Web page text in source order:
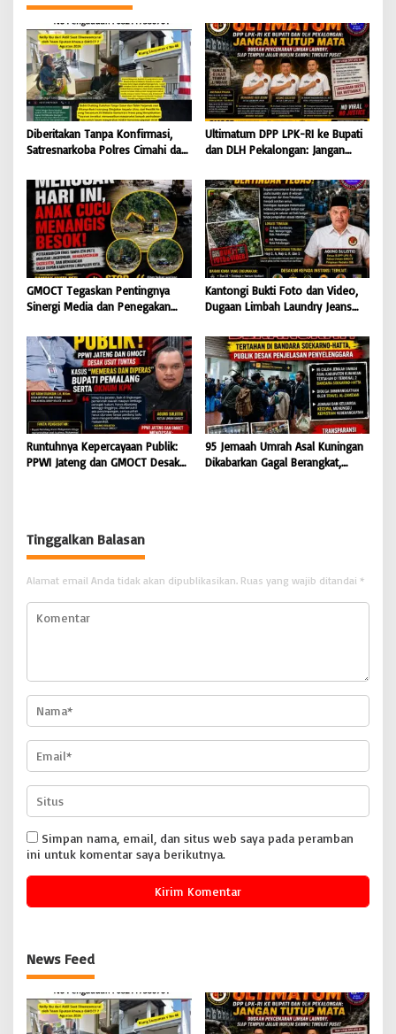
Diberitakan Tanpa Konfirmasi,
Satresnarkoba Polres Cimahi dan
Sepihak
Ultimatum DPP LPK-RI ke Bupati
dan DLH Pekalongan: Jangan
Limbah Laundry, Siap Tempuh
Jalur Hukum Sampai Tingkat
Pusat
GMOCT Tegaskan Pentingnya
Sinergi Media dan Penegakan
Kabupaten Limapuluh Kota
Kantongi Bukti Foto dan Video,
Dugaan Limbah Laundry Jeans
RI dan GMOCT Desak KLH, Polri
Hingga Kejaksaan Bertindak
Tegas
Runtuhnya Kepercayaan Publik:
PPWI Jateng dan GMOCT Desak
95 Jemaah Umrah Asal Kuningan
Dikabarkan Gagal Berangkat,
Tinggalkan Balasan
Alamat email Anda tidak akan dipublikasikan. Ruas yang wajib ditandai *
Simpan nama, email, dan situs web saya pada peramban
ini untuk komentar saya berikutnya.
News Feed